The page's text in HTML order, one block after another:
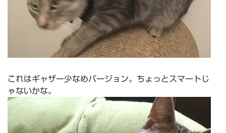
これはギャザー少なめバージョン。ちょっとスマートじ
ゃないかな。